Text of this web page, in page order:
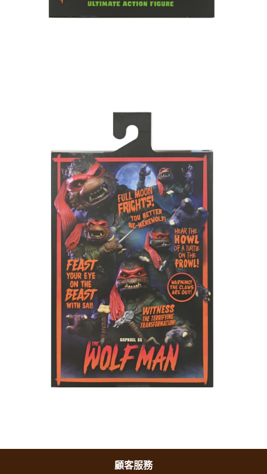
顧客服務